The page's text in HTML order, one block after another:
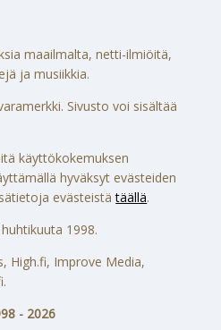
maailmalta, netti-ilmiöitä,
ja musiikkia.
Sivusto voi sisältää
käyttökokemuksen
hyväksyt evästeiden
evästeistätäällä.
1998.
High.fi, Improve Media,
- 2026